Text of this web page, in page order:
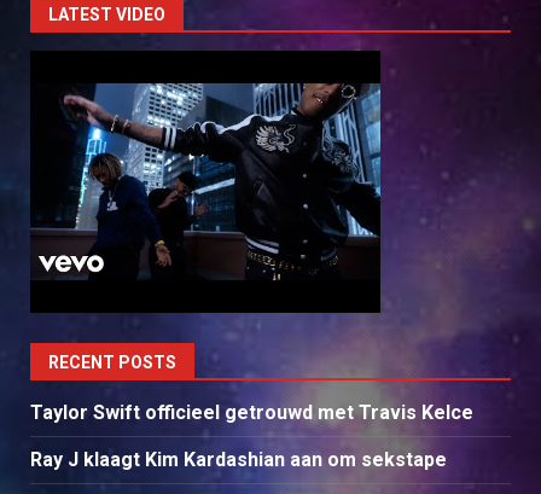
LATEST VIDEO
RECENT POSTS
Taylor Swift officieel getrouwd met Travis Kelce
Ray J klaagt Kim Kardashian aan om sekstape